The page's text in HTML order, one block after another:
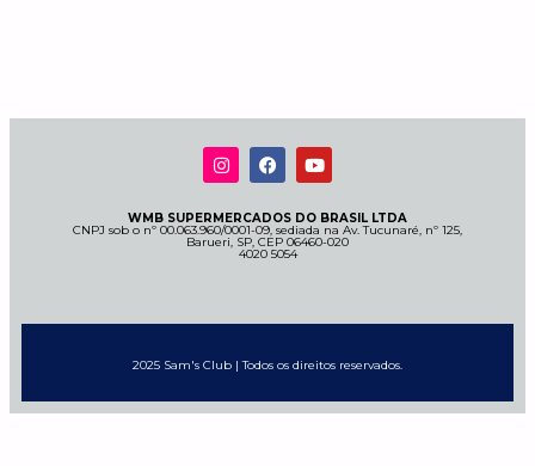
WMB SUPERMERCADOS DO BRASIL LTDA
CNPJ sob o nº 00.063.960/0001-09, sediada na Av. Tucunaré, nº 125,
Barueri, SP, CEP 06460-020
4020 5054
2025 Sam's Club | Todos os direitos reservados.